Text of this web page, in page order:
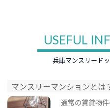
USEFUL
兵庫マンスリード
マンスリーマンションとは
通常の賃貸物